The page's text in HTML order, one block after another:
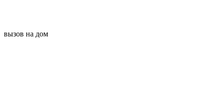
вызов на дом